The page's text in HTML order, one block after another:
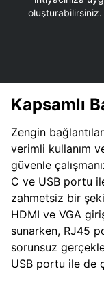
oluşturabilirsiniz.
Kapsamlı
Zengin
verimli kullanım
güvenle
C ve USB portu
zahmetsiz bir
HDMI ve VGA
sunarken, RJ45
sorunsuz
USB portu ile de